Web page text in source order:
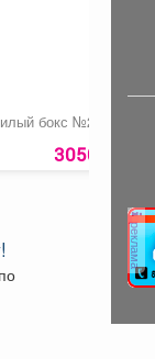
бокс №2
3050 руб.
реклама